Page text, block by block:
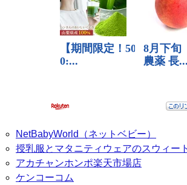
NetBabyWorld（ネットベビー）
授乳服とマタニティウェアのスウィー
アカチャンホンポ楽天市場店
ケンコーコム